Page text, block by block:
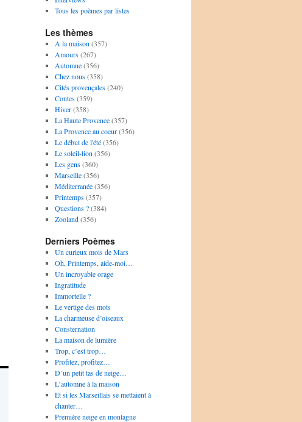
Tous les poèmes par listes
Les thèmes
A la maison (357)
Amours(267)
Automne(356)
Chez nous(358)
Cités provençales(240)
Contes(359)
Hiver(358)
La Haute Provence(357)
La Provence au coeur(356)
Le début de l'été(356)
Le soleil-lion (356)
Les gens(360)
Marseille(356)
Méditerranée(356)
Printemps(357)
Questions ?(384)
Zooland(356)
Derniers Poèmes
Un curieux mois de Mars
Oh, Printemps, aide-moi…
Un incroyable orage
Ingratitude
Immortelle ?
Le vertige des mots
La charmeuse d’oiseaux
Consternation
La maison de lumière
Trop, c’est trop…
Profitez, profitez…
D’un petit tas de neige…
L’automne à la maison
Et si les Marseillais se mettaient à
chanter…
Première neige en montagne